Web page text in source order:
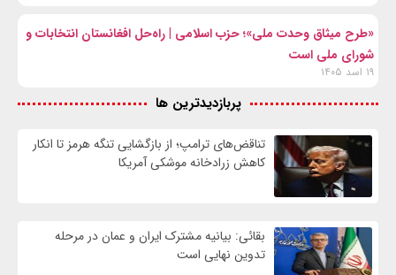
«طرح میثاق وحدت ملی»؛ حزب اسلامی | راه‌حل افغانستان انتخابات و
شورای ملی است
۱۹ اسد ۱۴۰۵
پربازدیدترین ها
تناقض‌های ترامپ؛ از بازگشایی تنگه هرمز تا انکار
کاهش زرادخانه موشکی آمریکا
بقائی: بیانیه مشترک ایران و عمان در مرحله
تدوین نهایی است